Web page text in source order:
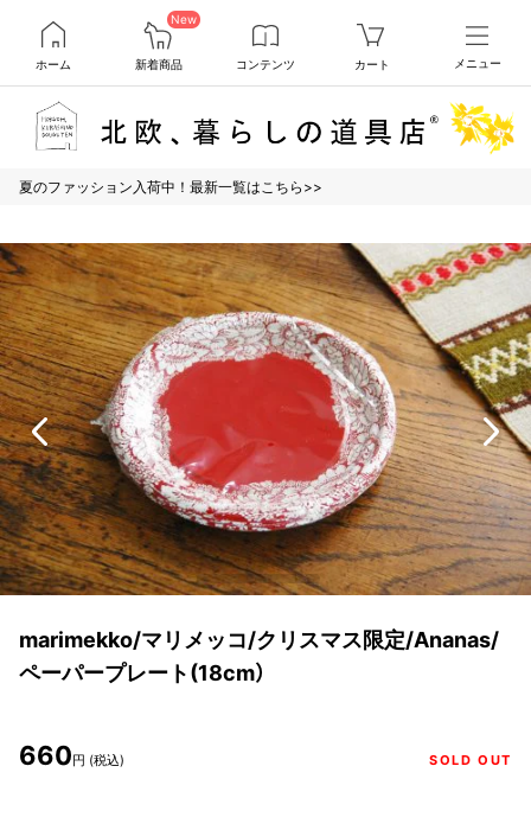
ホーム
New
新着商品 コンテンツ カート メニュー
夏のファッション入荷中！最新一覧はこちら>>
marimekko/マリメッコ/クリスマス限定/Ananas/
ペーパープレート(18cm）
660円 (税込) SOLD OUT